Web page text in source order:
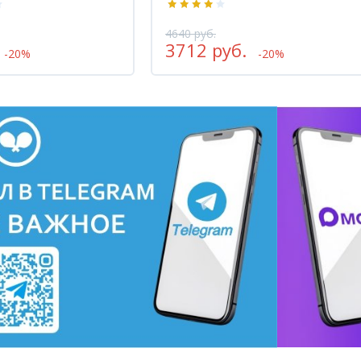
-20%
4495 руб.
3596 руб. -20%